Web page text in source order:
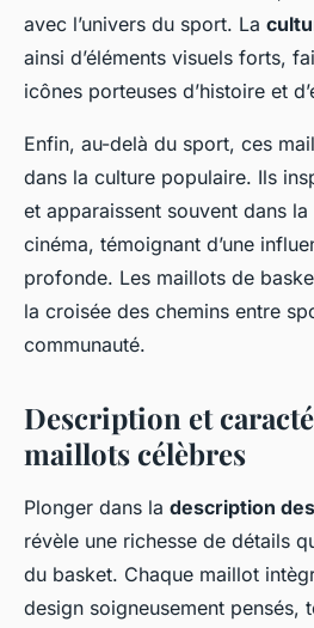
avec l’univers du sport. La
ainsi d’éléments visuels forts,
icônes porteuses d’histoire et
Enfin, au-delà du sport, ces
dans la culture populaire. Ils
et apparaissent souvent dans
cinéma, témoignant d’une
profonde. Les maillots de
la croisée des chemins entre
communauté.
Description et
maillots célèbres
Plonger dans la description
révèle une richesse de détails
du basket. Chaque maillot
design soigneusement pensés,